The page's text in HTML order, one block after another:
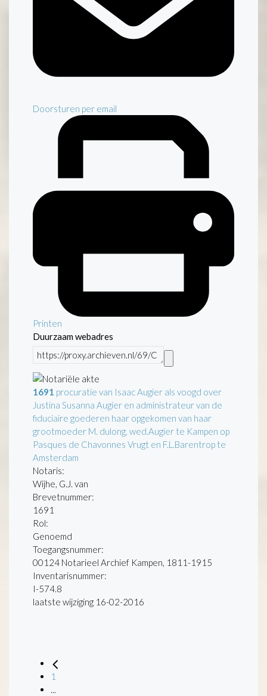
Doorsturen per email
Printen
Duurzaam webadres
1691 procuratie van Isaac Augier als voogd over
Justina Susanna Augier en administrateur van de
fiduciaire goederen haar opgekomen van haar
grootmoeder M. dulong, wed.Augier te Kampen op
Pasques de Chavonnes Vrugt en F.L.Barentrop te
Amsterdam
Notaris:
Wijhe, G.J. van
Brevetnummer:
1691
Rol:
Genoemd
Toegangsnummer:
00124 Notarieel Archief Kampen, 1811-1915
Inventarisnummer:
I-574.8
laatste wijziging 16-02-2016
1